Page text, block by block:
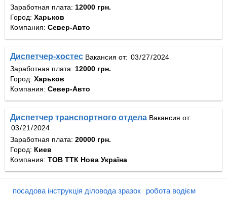
Заработная плата: 12000 грн.
Город: Харьков
Компания: Север-Авто
Диспетчер-хостес Вакансия от:
Заработная плата: 12000 грн.
Город: Харьков
Компания: Север-Авто
Диспетчер транспортного отдела Вакансия от:
Заработная плата: 20000 грн.
Город: Киев
Компания: ТОВ ТТК Нова Україна
посадова інструкція діловода зразок
робота водієм